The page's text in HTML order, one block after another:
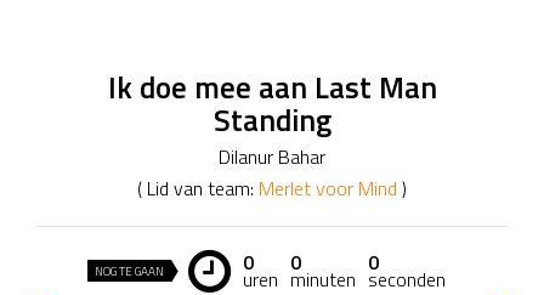
Ik doe mee aan Last Man
Standing
Dilanur Bahar
( Lid van team: Merlet voor Mind )
NOG TE GAAN 0
uren
0
minuten
0
seconden